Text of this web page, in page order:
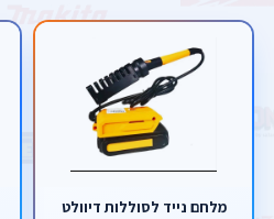
מלחם נייד לסוללות דיוולט